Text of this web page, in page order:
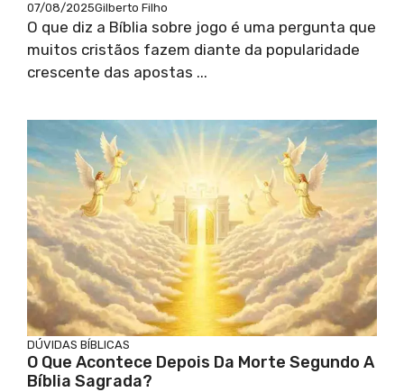
07/08/2025Gilberto Filho
O que diz a Bíblia sobre jogo é uma pergunta que
muitos cristãos fazem diante da popularidade
crescente das apostas ...
DÚVIDAS BÍBLICAS
O Que Acontece Depois Da Morte Segundo A
Bíblia Sagrada?